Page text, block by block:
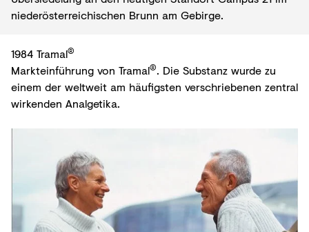
niederösterreichischen Brunn am Gebirge.
1984 Tramal®
Markteinführung von Tramal®. Die Substanz wurde zu
einem der weltweit am häufigsten verschriebenen zentral
wirkenden Analgetika.